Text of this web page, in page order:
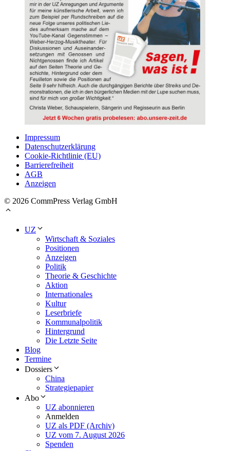
Impressum
Datenschutzerklärung
Cookie-Richtlinie (EU)
Barrierefreiheit
AGB
Anzeigen
© 2026 CommPress Verlag GmbH
UZ
Wirtschaft & Soziales
Positionen
Anzeigen
Politik
Theorie & Geschichte
Aktion
Internationales
Kultur
Leserbriefe
Kommunalpolitik
Hintergrund
Die Letzte Seite
Blog
Termine
Dossiers
China
Strategiepapier
Abo
UZ abonnieren
Anmelden
UZ als PDF (Archiv)
UZ vom 7. August 2026
Spenden